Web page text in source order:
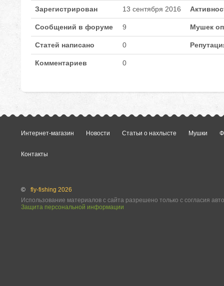
Зарегистрирован 13 сентября 2016
Сообщений в форуме 9 Мушек
Статей написано 0
Комментариев 0
Интернет-магазин Новости Статьи о нахлысте Мушки
Контакты
©
fly-fishing 2026
Использование материалов с сайта разрешено только с согласия
Защита персональной информации